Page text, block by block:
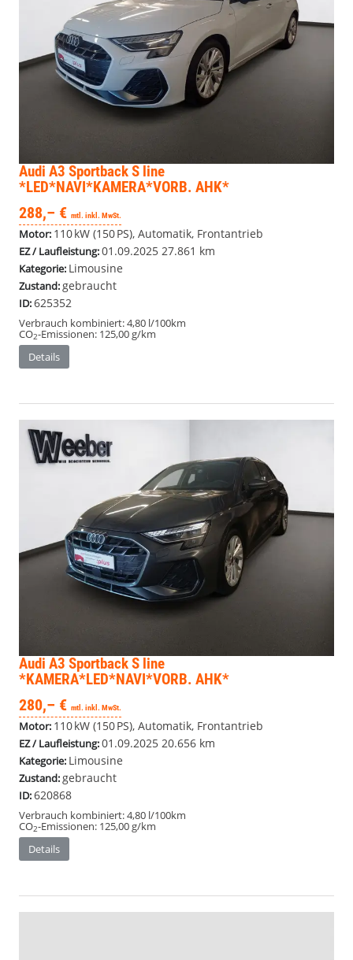
Audi A3 SportbackS line
*LED*NAVI*KAMERA*VORB. AHK*
288,– € mtl. inkl. MwSt.
Motor: 110 kW (150 PS), Automatik, Frontantrieb
EZ / Laufleistung:01.09.2025 27.861 km
Kategorie: Limousine
Zustand:gebraucht
ID:625352
Verbrauch kombiniert:4,80 l/100km
CO2-Emissionen: 125,00 g/km
Details
Audi A3 SportbackS line
*KAMERA*LED*NAVI*VORB. AHK*
280,– € mtl. inkl. MwSt.
Motor: 110 kW (150 PS), Automatik, Frontantrieb
EZ / Laufleistung:01.09.2025 20.656 km
Kategorie: Limousine
Zustand: gebraucht
ID:620868
Verbrauch kombiniert:4,80 l/100km
CO2-Emissionen: 125,00 g/km
Details